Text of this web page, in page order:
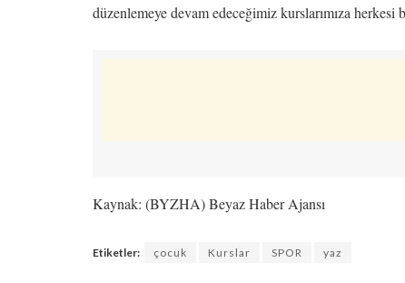
düzenlemeye devam edeceğimiz kurslarımıza
Kaynak: (BYZHA) Beyaz Haber Ajansı
Etiketler: çocuk Kurslar SPOR yaz